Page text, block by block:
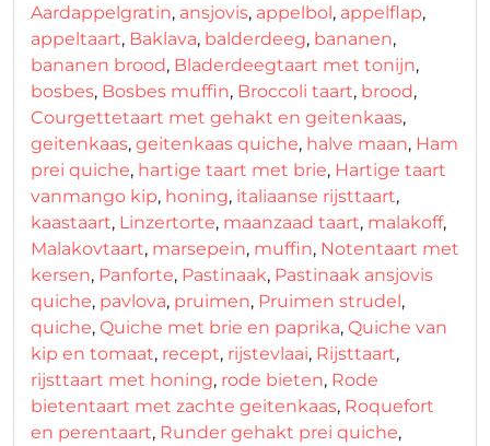
Aardappelgratin, ansjovis, appelbol, appelflap,
appeltaart, Baklava, balderdeeg, bananen,
bananen brood, Bladerdeegtaart met tonijn,
bosbes, Bosbes muffin, Broccoli taart, brood,
Courgettetaart met gehakt en geitenkaas,
geitenkaas, geitenkaas quiche, halve maan, Ham
prei quiche, hartige taart met brie, Hartige taart
vanmango kip, honing, italiaanse rijsttaart,
kaastaart, Linzertorte, maanzaad taart, malakoff,
Malakovtaart, marsepein, muffin, Notentaart met
kersen, Panforte, Pastinaak, Pastinaak ansjovis
quiche, pavlova, pruimen, Pruimen strudel,
quiche, Quiche met brie en paprika, Quiche van
kip en tomaat, recept, rijstevlaai, Rijsttaart,
rijsttaart met honing, rode bieten, Rode
bietentaart met zachte geitenkaas, Roquefort
en perentaart, Runder gehakt prei quiche,